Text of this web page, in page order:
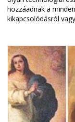
hozzáadnak a
kikapcsolódásról